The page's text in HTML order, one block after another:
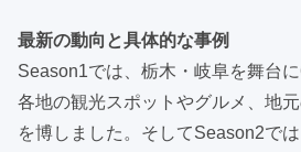
最新の動向と具体的な事例
Season1では、栃木・岐阜を舞台に
各地の観光スポットやグルメ、地
を博しました。そしてSeason2で